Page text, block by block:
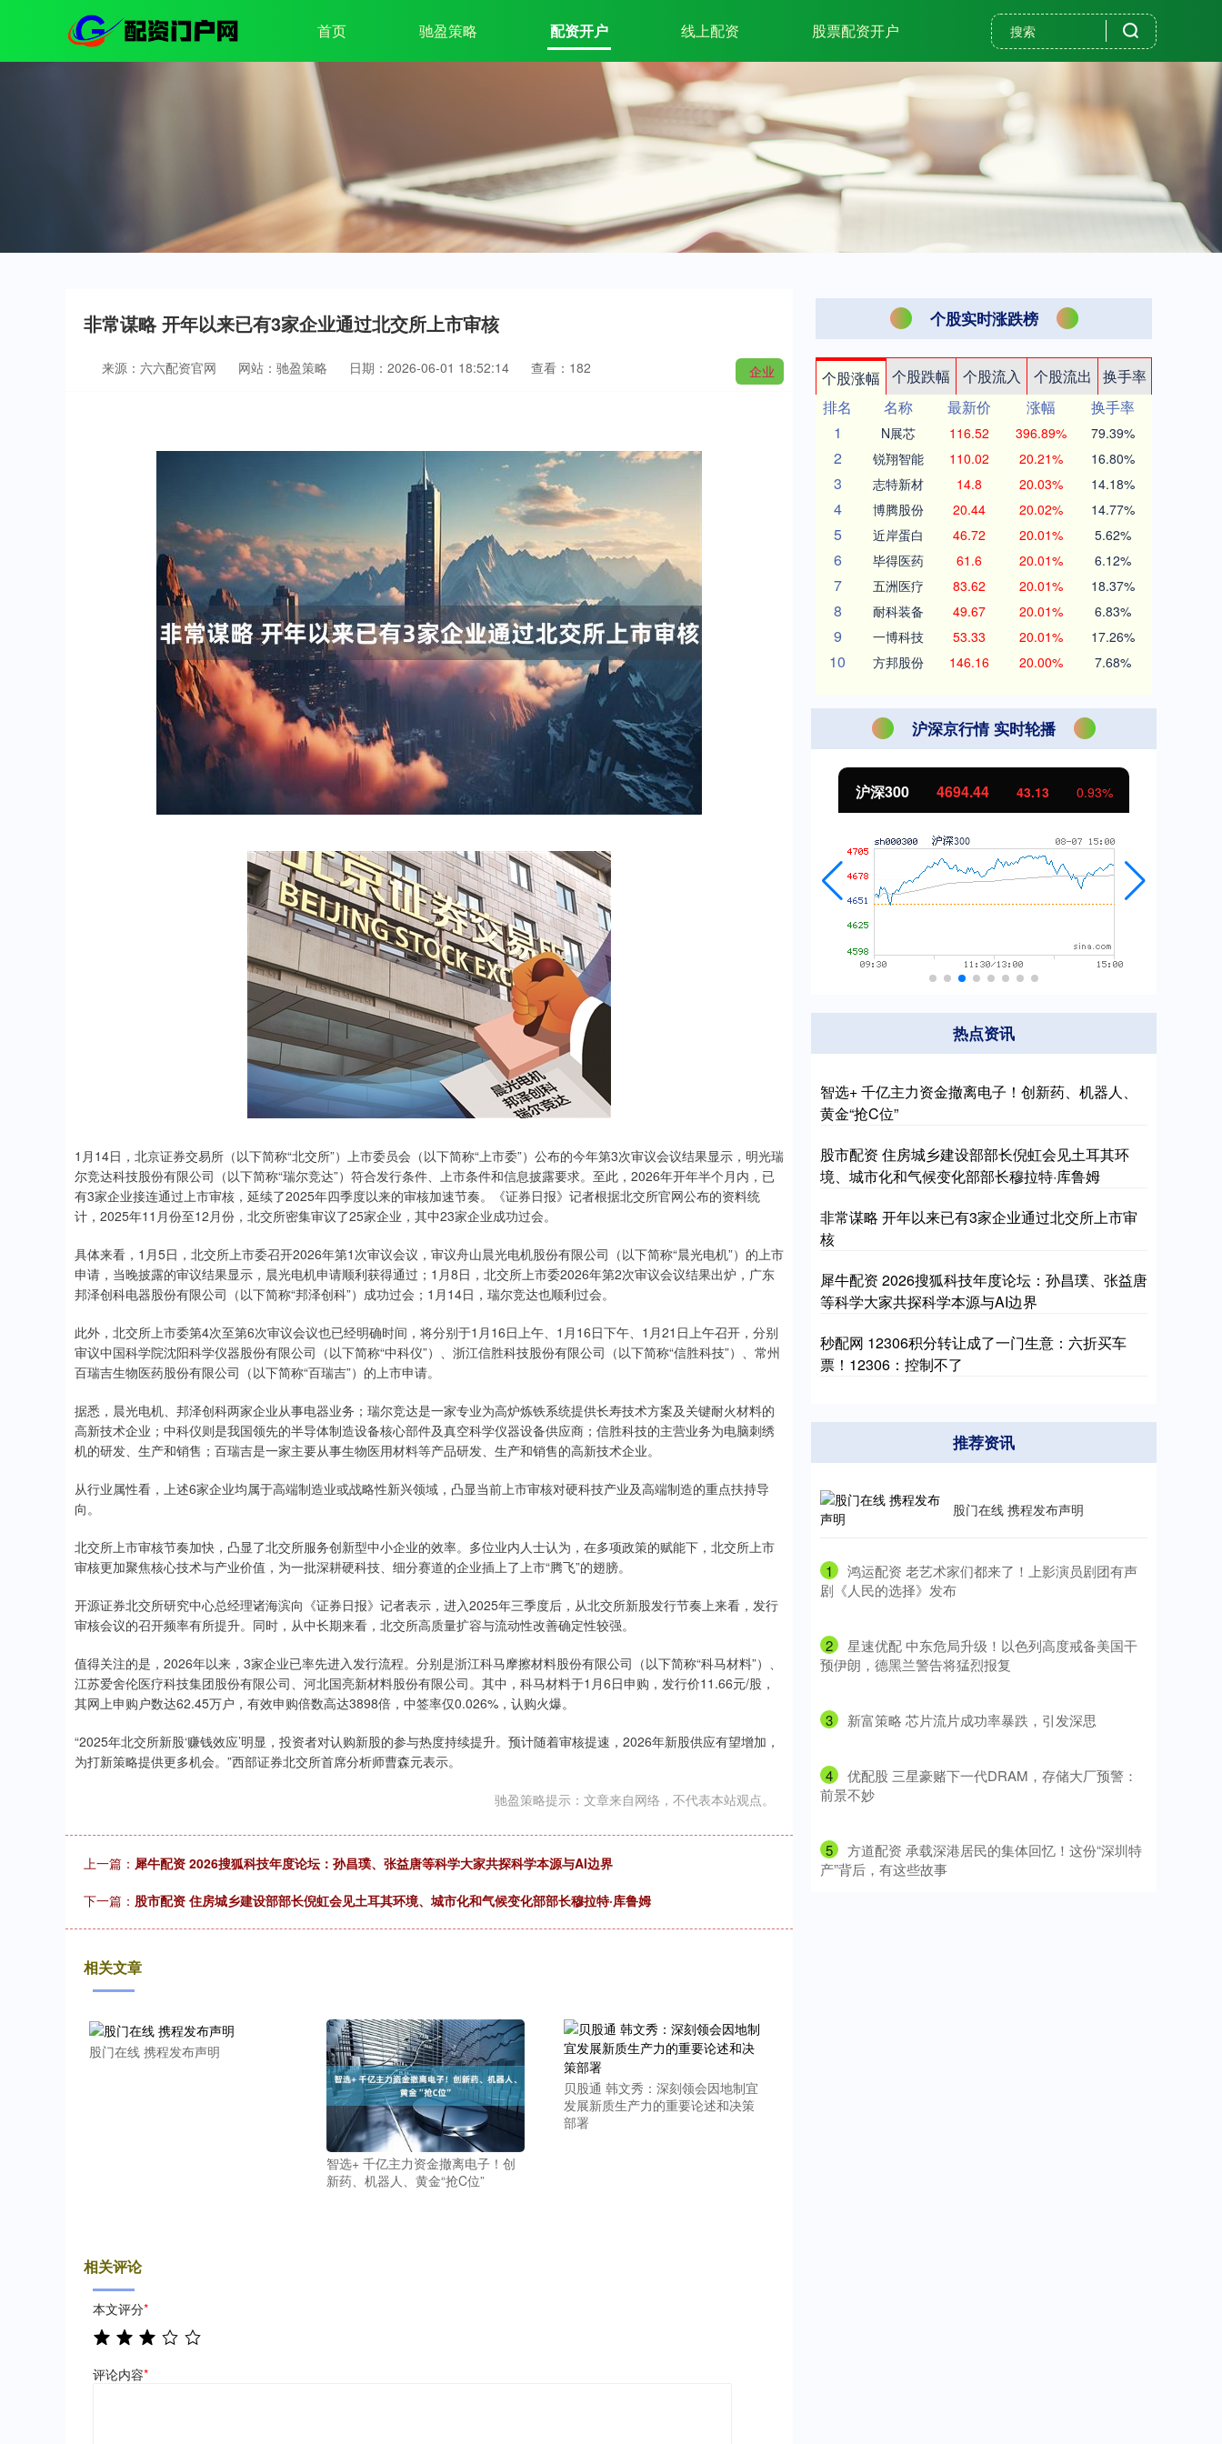
首页 驰盈策略 配资开户 线上配资 股票配资开户
非常谋略 开年以来已有3家企业通过北交所上市审核
企业
来源：六六配资官网 网站：驰盈策略 日期：2026-06-01 18:52:14 查看：182
1月14日，北京证券交易所（以下简称“北交所”）上市委员会（以下简称“上市委”）公布的今年第3次审议会议结果显示，明光瑞
尔竞达科技股份有限公司（以下简称“瑞尔竞达”）符合发行条件、上市条件和信息披露要求。至此，2026年开年半个月内，已
有3家企业接连通过上市审核，延续了2025年四季度以来的审核加速节奏。《证券日报》记者根据北交所官网公布的资料统
计，2025年11月份至12月份，北交所密集审议了25家企业，其中23家企业成功过会。
具体来看，1月5日，北交所上市委召开2026年第1次审议会议，审议舟山晨光电机股份有限公司（以下简称“晨光电机”）的上市
申请，当晚披露的审议结果显示，晨光电机申请顺利获得通过；1月8日，北交所上市委2026年第2次审议会议结果出炉，广东
邦泽创科电器股份有限公司（以下简称“邦泽创科”）成功过会；1月14日，瑞尔竞达也顺利过会。
此外，北交所上市委第4次至第6次审议会议也已经明确时间，将分别于1月16日上午、1月16日下午、1月21日上午召开，分别
审议中国科学院沈阳科学仪器股份有限公司（以下简称“中科仪”）、浙江信胜科技股份有限公司（以下简称“信胜科技”）、常州
百瑞吉生物医药股份有限公司（以下简称“百瑞吉”）的上市申请。
据悉，晨光电机、邦泽创科两家企业从事电器业务；瑞尔竞达是一家专业为高炉炼铁系统提供长寿技术方案及关键耐火材料的
高新技术企业；中科仪则是我国领先的半导体制造设备核心部件及真空科学仪器设备供应商；信胜科技的主营业务为电脑刺绣
机的研发、生产和销售；百瑞吉是一家主要从事生物医用材料等产品研发、生产和销售的高新技术企业。
从行业属性看，上述6家企业均属于高端制造业或战略性新兴领域，凸显当前上市审核对硬科技产业及高端制造的重点扶持导
向。
北交所上市审核节奏加快，凸显了北交所服务创新型中小企业的效率。多位业内人士认为，在多项政策的赋能下，北交所上市
审核更加聚焦核心技术与产业价值，为一批深耕硬科技、细分赛道的企业插上了上市“腾飞”的翅膀。
开源证券北交所研究中心总经理诸海滨向《证券日报》记者表示，进入2025年三季度后，从北交所新股发行节奏上来看，发行
审核会议的召开频率有所提升。同时，从中长期来看，北交所高质量扩容与流动性改善确定性较强。
值得关注的是，2026年以来，3家企业已率先进入发行流程。分别是浙江科马摩擦材料股份有限公司（以下简称“科马材料”）、
江苏爱舍伦医疗科技集团股份有限公司、河北国亮新材料股份有限公司。其中，科马材料于1月6日申购，发行价11.66元/股，
其网上申购户数达62.45万户，有效申购倍数高达3898倍，中签率仅0.026%，认购火爆。
“2025年北交所新股‘赚钱效应’明显，投资者对认购新股的参与热度持续提升。预计随着审核提速，2026年新股供应有望增加，
为打新策略提供更多机会。”西部证券北交所首席分析师曹森元表示。
驰盈策略提示：文章来自网络，不代表本站观点。
上一篇： 犀牛配资 2026搜狐科技年度论坛：孙昌璞、张益唐等科学大家共探科学本源与AI边界
下一篇： 股市配资 住房城乡建设部部长倪虹会见土耳其环境、城市化和气候变化部部长穆拉特·库鲁姆
相关文章
股门在线 携程发布声明
智选+ 千亿主力资金撤离电子！创
新药、机器人、黄金“抢C位”
贝股通 韩文秀：深刻领会因地制宜
发展新质生产力的重要论述和决策
部署
相关评论
本文评分*
评论内容*
个股实时涨跌榜
个股涨幅 个股跌幅 个股流入 个股流出
换手率
排名
名称 最新价 涨幅
换手率
1
N展芯 116.52 396.89% 79.39%
2 锐翔智能 110.02 20.21% 16.80%
3 志特新材 14.8 20.03% 14.18%
4 博腾股份 20.44 20.02% 14.77%
5 近岸蛋白 46.72 20.01% 5.62%
6 毕得医药 61.6 20.01% 6.12%
7 五洲医疗 83.62 20.01% 18.37%
8 耐科装备 49.67 20.01% 6.83%
9 一博科技 53.33 20.01% 17.26%
10 方邦股份 146.16 20.00% 7.68%
沪深京行情 实时轮播
深证成指 200.89 1.42% 4694.44 43.13 北证50 1134.24 11.37 1.01%
热点资讯
智选+ 千亿主力资金撤离电子！创新药、机器人、
黄金“抢C位”
股市配资 住房城乡建设部部长倪虹会见土耳其环
境、城市化和气候变化部部长穆拉特·库鲁姆
非常谋略 开年以来已有3家企业通过北交所上市审
核
犀牛配资 2026搜狐科技年度论坛：孙昌璞、张益唐
等科学大家共探科学本源与AI边界
秒配网 12306积分转让成了一门生意：六折买车
票！12306：控制不了
推荐资讯
股门在线 携程发布声明
1
​鸿运配资 老艺术家们都来了！上影演员剧团有声
剧《人民的选择》发布
2
​星速优配 中东危局升级！以色列高度戒备美国干
预伊朗，德黑兰警告将猛烈报复
3 ​新富策略 芯片流片成功率暴跌，引发深思
4
​优配股 三星豪赌下一代DRAM，存储大厂预警：
前景不妙
5
​方道配资 承载深港居民的集体回忆！这份“深圳特
产”背后，有这些故事